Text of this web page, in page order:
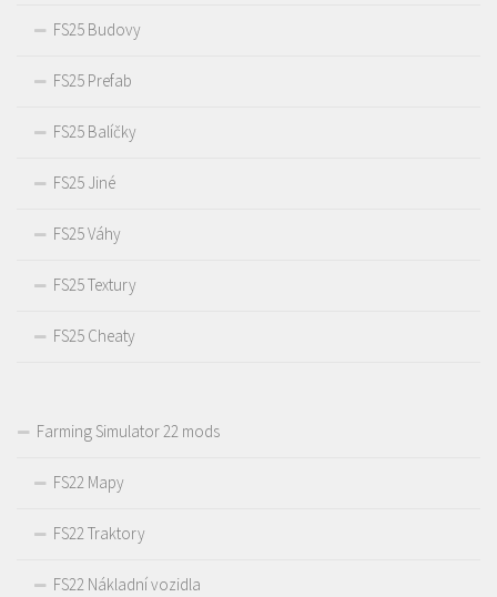
FS25 Budovy
FS25 Prefab
FS25 Balíčky
FS25 Jiné
FS25 Váhy
FS25 Textury
FS25 Cheaty
Farming Simulator 22 mods
FS22 Mapy
FS22 Traktory
FS22 Nákladní vozidla